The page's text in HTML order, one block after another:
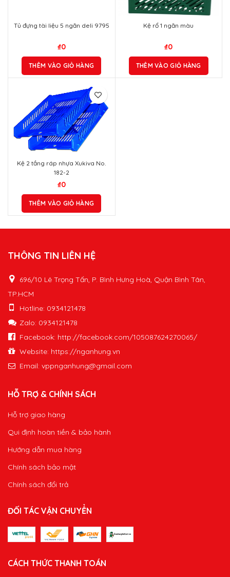
Tủ đựng tài liệu 5 ngăn deli 9795
₫0
THÊM VÀO GIỎ HÀNG
Kệ rổ 1 ngăn màu
₫0
THÊM VÀO GIỎ HÀNG
Kệ 2 tầng ráp nhựa Xukiva No.
182-2
₫0
THÊM VÀO GIỎ HÀNG
THÔNG TIN LIÊN HỆ
696/10 Lê Trọng Tấn, P. Bình Hưng Hoà, Quận Bình Tân,
TP.HCM
Hotline: 0934121478
Zalo: 0934121478
Facebook: http://facebook.com/105087624270065/
Website: https://nganhung.vn
Email: vppnganhung@gmail.com
HỖ TRỢ & CHÍNH SÁCH
Hỗ trợ giao hàng
Qui định hoàn tiền & bảo hành
Hướng dẫn mua hàng
Chính sách bảo mật
Chính sách đổi trả
ĐỐI TÁC VẬN CHUYỂN
CÁCH THỨC THANH TOÁN